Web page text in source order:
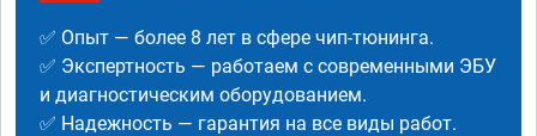
✅ Опыт — более 8 лет в сфере чип-тюнинга.
✅ Экспертность — работаем с современными ЭБУ
и диагностическим оборудованием.
✅ Надежность — гарантия на все виды работ.